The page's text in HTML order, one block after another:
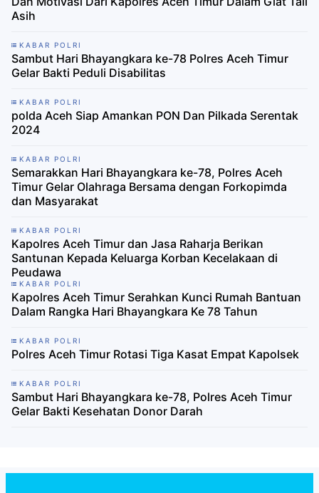
Asih
KABAR POLRI
Sambut Hari Bhayangkara ke-78 Polres Aceh Timur
Gelar Bakti Peduli Disabilitas
KABAR POLRI
polda Aceh Siap Amankan PON Dan Pilkada Serentak
2024
KABAR POLRI
Semarakkan Hari Bhayangkara ke-78, Polres Aceh
Timur Gelar Olahraga Bersama dengan Forkopimda
dan Masyarakat
KABAR POLRI
Kapolres Aceh Timur dan Jasa Raharja Berikan
Santunan Kepada Keluarga Korban Kecelakaan di
Peudawa
KABAR POLRI
Kapolres Aceh Timur Serahkan Kunci Rumah Bantuan
Dalam Rangka Hari Bhayangkara Ke 78 Tahun
KABAR POLRI
Polres Aceh Timur Rotasi Tiga Kasat Empat Kapolsek
KABAR POLRI
Sambut Hari Bhayangkara ke-78, Polres Aceh Timur
Gelar Bakti Kesehatan Donor Darah